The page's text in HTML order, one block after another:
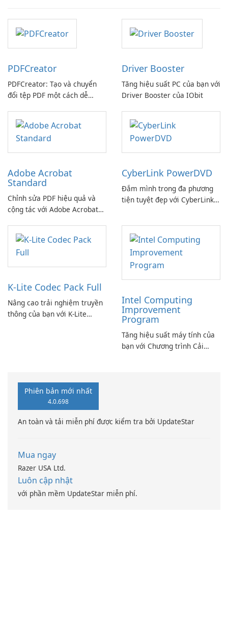
PDFCreator
PDFCreator: Tạo và chuyển
đổi tệp PDF một cách dễ
Driver Booster
Tăng hiệu suất PC của bạn với
Driver Booster của IObit
Adobe Acrobat
Standard
Chỉnh sửa PDF hiệu quả và
cộng tác với Adobe Acrobat
CyberLink PowerDVD
Đắm mình trong đa phương
tiện tuyệt đẹp với CyberLink
K-Lite Codec Pack Full
Nâng cao trải nghiệm truyền
thông của bạn với K-Lite
Intel Computing
Improvement
Program
Tăng hiệu suất máy tính của
bạn với Chương trình Cải
Phiên bản mới nhất
4.0.698
An toàn và tải miễn phí được kiểm tra bởi UpdateStar
Mua ngay
Razer USA Ltd.
Luôn cập nhật
với phần mềm UpdateStar miễn phí.